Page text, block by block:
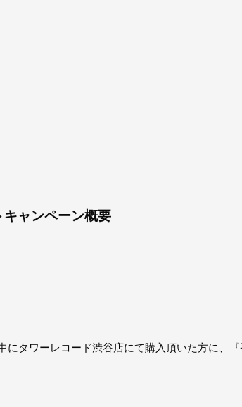
ャンペーン概要
にタワーレコード渋谷店にて購入頂いた方に、